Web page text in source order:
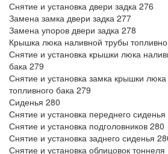
Снятие и установка двери задка 276
Замена замка двери задка 277
Замена упоров двери задка 278
Крышка люка наливной трубы
Снятие и установка крышки люка
бака 279
Снятие и установка замка крышки
топливного бака 279
Сиденья 280
Снятие и установка переднего сиденья
Снятие и установка подголовников 280
Снятие и установка заднего сиденья
Снятие и установка облицовок тоннеля